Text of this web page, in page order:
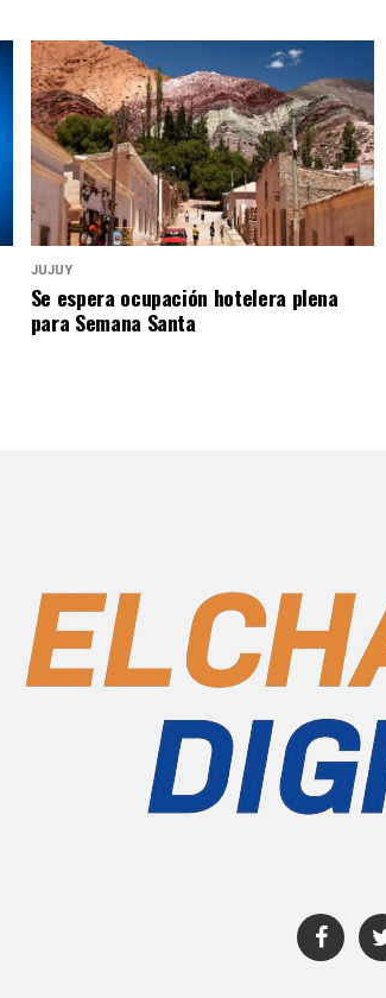
JUJUY
Se espera ocupación hotelera plena
para Semana Santa